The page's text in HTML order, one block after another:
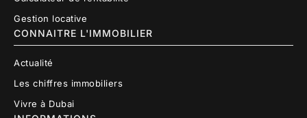
Gestion locative
CONNAITRE L'IMMOBILIER
Actualité
Les chiffres immobiliers
Vivre à Dubai